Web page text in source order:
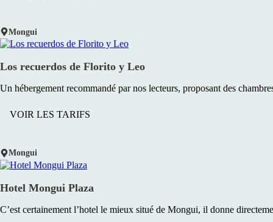
Mongui
Los recuerdos de Florito y Leo
Un hébergement recommandé par nos lecteurs, proposant des
VOIR LES TARIFS
Mongui
Hotel Mongui Plaza
C’est certainement l’hotel le mieux situé de Mongui, il donne